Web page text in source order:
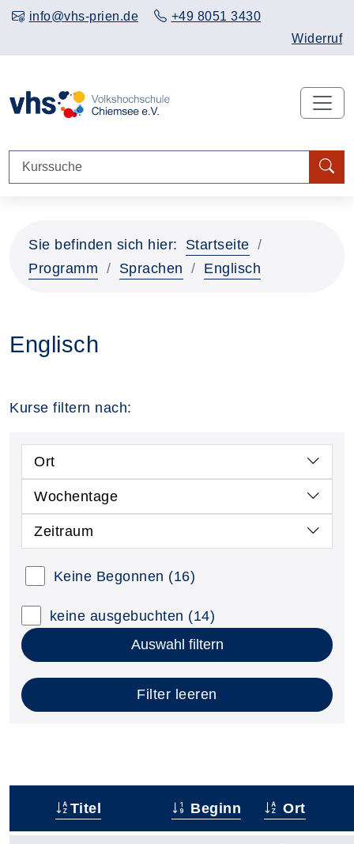
info@vhs-prien.de
+49 8051 3430
Widerruf
Sie befinden sich hier:
Startseite
Programm
Sprachen Englisch
Englisch
Kurse filtern nach:
Ort
Wochentage
Zeitraum
Keine Begonnen (16)
keine ausgebuchten (14)
Auswahl filtern
Filter leeren
Titel Beginn Ort